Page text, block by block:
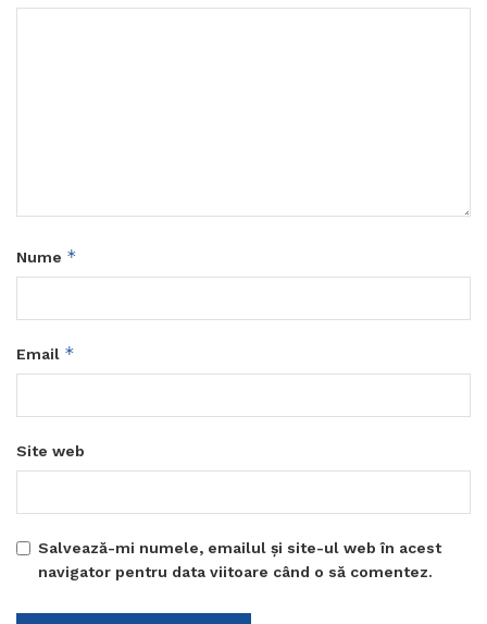
Nume *
Email *
Site web
Salvează-mi numele, emailul și site-ul web în acest
navigator pentru data viitoare când o să comentez.